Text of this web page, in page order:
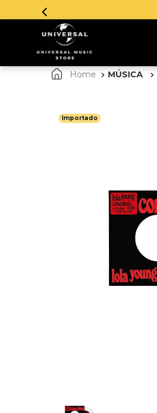
MÚSICA
Importado